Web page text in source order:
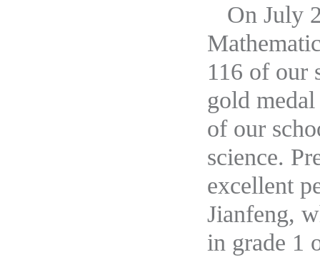
On July
116 of our
gold
of our
science.
excellent
Jianfeng,
in grade 1